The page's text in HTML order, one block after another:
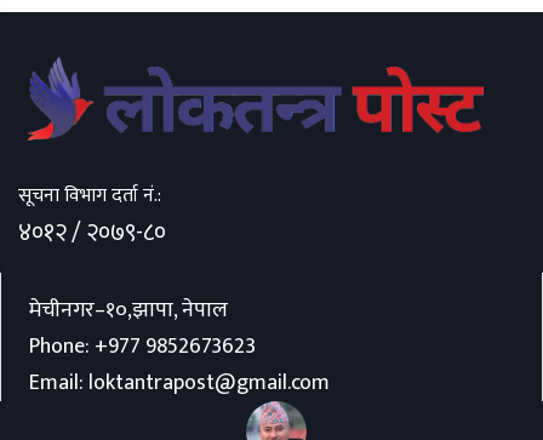
सूचना विभाग दर्ता नं.:
४०१२ / २०७९-८०
मेचीनगर–१०,झापा, नेपाल
Phone: +977 9852673623
Email: loktantrapost@gmail.com